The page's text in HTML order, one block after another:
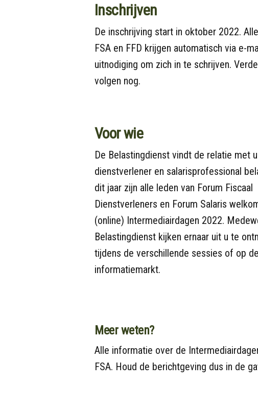
Inschrijven
De inschrijving start in oktober 2022.
FSA en FFD krijgen automatisch via e-
uitnodiging om zich in te schrijven.
volgen nog.
Voor wie
De Belastingdienst vindt de relatie met
dienstverlener en salarisprofessional
dit jaar zijn alle leden van Forum Fiscaal
Dienstverleners en Forum Salaris
(online) Intermediairdagen 2022.
Belastingdienst kijken ernaar uit u te
tijdens de verschillende sessies of op de
informatiemarkt.
Meer weten?
Alle informatie over de
FSA. Houd de berichtgeving dus in de